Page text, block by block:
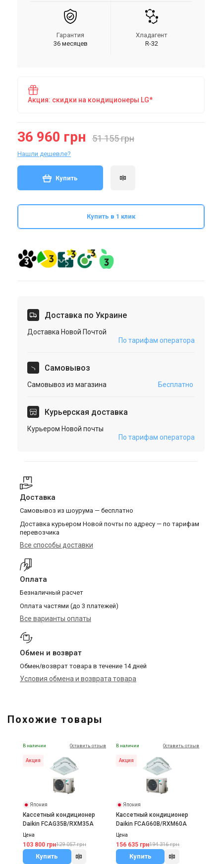
Гарантия
36 месяцев
Хладагент
R-32
Акция: скидки на кондиционеры LG*
36 960 грн 51 155 грн
Нашли дешевле?
Купить
Купить в 1 клик
Доставка по Украине
Доставка Новой Почтой
По тарифам оператора
Cамовывоз
Самовывоз из магазина Бесплатно
Курьерская доставка
Курьером Новой почты
По тарифам оператора
Доставка
Самовывоз из шоурума — бесплатно
Доставка курьером Новой почты по адресу — по тарифам
перевозчика
Все способы доставки
Оплата
Безналичный расчет
Оплата частями (до 3 платежей)
Все варианты оплаты
Обмен и возврат
Обмен/возврат товара в течение 14 дней
Условия обмена и возврата товара
Похожие товары
В наличии Оставить отзыв
Акция
Япония
Кассетный кондиционер
Daikin FCAG35B/RXM35A
Цена
103 800 грн129 057 грн
Купить
В наличии Оставить отзыв
Акция
Япония
Кассетный кондиционер
Daikin FCAG60B/RXM60A
Цена
156 635 грн194 316 грн
Купить